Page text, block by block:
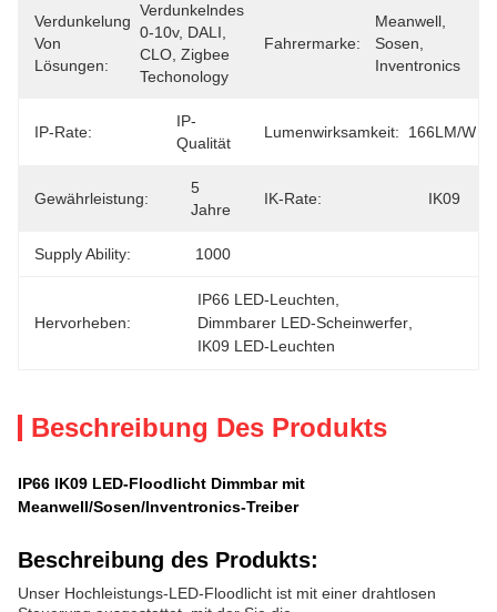
Verdunkelung
Von
Lösungen:
Verdunkelndes
0-10v, DALI,
CLO, Zigbee
Techonology
Fahrermarke:
Meanwell,
Sosen,
Inventronics
IP-Rate:
IP-
Qualität
Lumenwirksamkeit: 166LM/W
Gewährleistung:
5
Jahre
IK-Rate: IK09
Supply Ability: 1000
Hervorheben:
IP66 LED-Leuchten
Dimmbarer LED-Scheinwerfer
IK09 LED-Leuchten
Beschreibung Des Produkts
IP66 IK09 LED-Floodlicht Dimmbar mit
Meanwell/Sosen/Inventronics-Treiber
Beschreibung des Produkts:
Unser Hochleistungs-LED-Floodlicht ist mit einer drahtlosen